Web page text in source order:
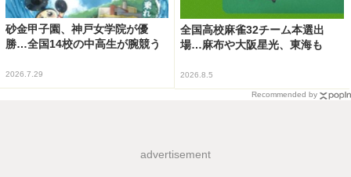
砂金甲子園、神戸女学院が優
勝…全国14校の中高生が腕競う
2026.7.29
全国高校麻雀32チーム本選出
場…麻布や大阪星光、東海も
2026.8.5
Recommended by
advertisement